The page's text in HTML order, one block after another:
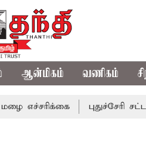
ஆன்மிகம் வணிகம்
புதுச்சேரி